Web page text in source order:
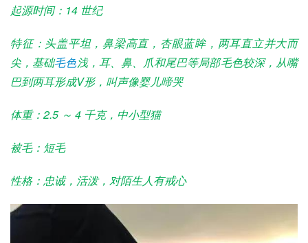
起源时间：14 世纪
特征：头盖平坦，鼻梁高直，杏眼蓝眸，两耳直立并大而
尖，基础毛色浅，耳、鼻、爪和尾巴等局部毛色较深，从嘴
巴到两耳形成V形，叫声像婴儿啼哭
体重：2.5 ～ 4 千克，中小型猫
被毛：短毛
性格：忠诚，活泼，对陌生人有戒心